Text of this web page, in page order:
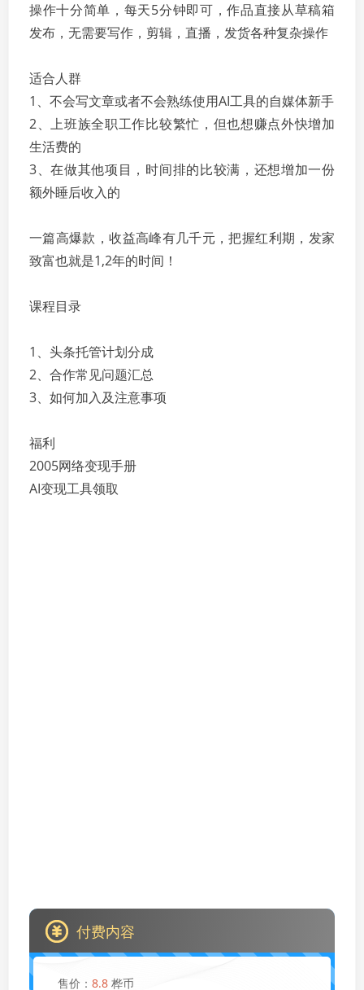
操作十分简单，每天5分钟即可，作品直接从草稿箱
发布，无需要写作，剪辑，直播，发货各种复杂操作
适合人群
1、不会写文章或者不会熟练使用AI工具的自媒体新手
2、上班族全职工作比较繁忙，但也想赚点外快增加
生活费的
3、在做其他项目，时间排的比较满，还想增加一份
额外睡后收入的
一篇高爆款，收益高峰有几千元，把握红利期，发家
致富也就是1,2年的时间！
课程目录
1、头条托管计划分成
2、合作常见问题汇总
3、如何加入及注意事项
福利
2005网络变现手册
AI变现工具领取
付费内容
售价： 8.8 桦币